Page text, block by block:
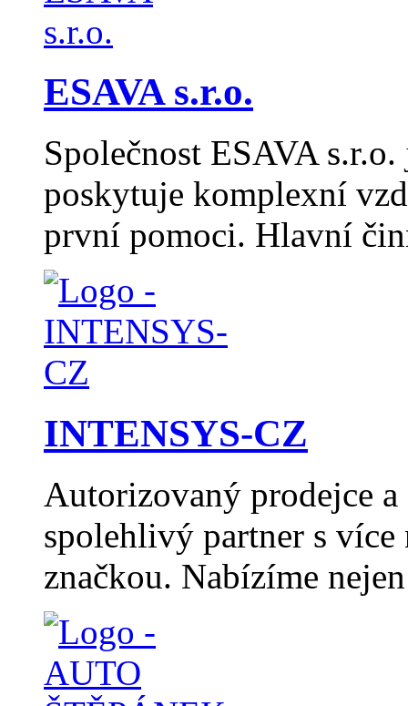
ESAVA s.r.o.
Společnost ESAVA
poskytuje komplexní
první pomoci. Hlavní
INTENSYS-CZ
Autorizovaný prodejce
spolehlivý partner s více
značkou. Nabízíme